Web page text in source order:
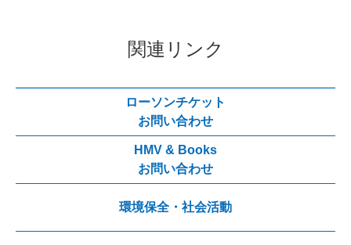
関連リンク
ローソンチケット
お問い合わせ
HMV & Books
お問い合わせ
環境保全・社会活動